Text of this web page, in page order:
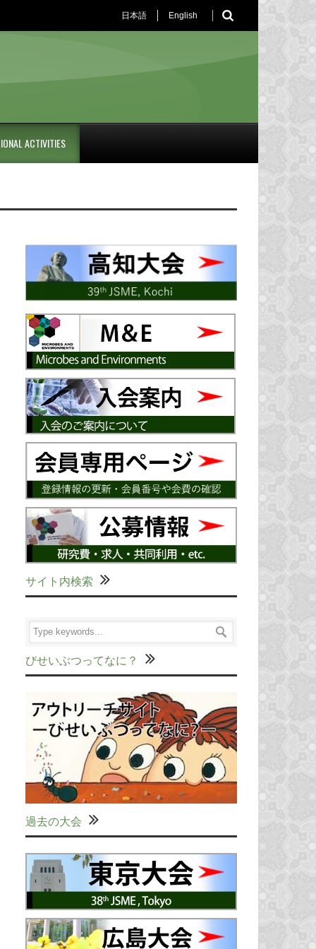
日本語 English
ACTIVITIES
サイト内検索
びせいぶつってなに？
過去の大会